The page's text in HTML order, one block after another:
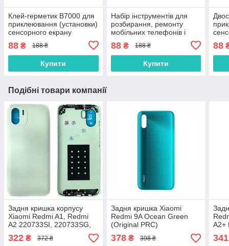
Клей-герметик B7000 для
приклеювання (установки)
сенсорного екрану
(модуля) 15 мл
88 ₴ 188 ₴
Купити
Набір інструментів для
розбирання, ремонту
мобільних телефонів і
88₴ 188 ₴
Купити
88
Подібні товари компанії
Задня кришка корпусу
Xiaomi Redmi A1, Redmi
A2 220733SI, 220733SG,
220733SL зелена
Оригінал
322 ₴ 372 ₴
Задня кришка Xiaomi
Redmi 9A Ocean Green
(Original PRC)
378₴ 398 ₴
A2+
341